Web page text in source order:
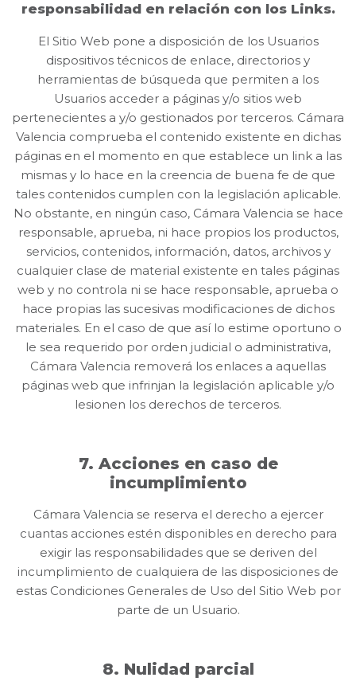
responsabilidad en relación con los Links.
El Sitio Web pone a disposición de los Usuarios
dispositivos técnicos de enlace, directorios y
herramientas de búsqueda que permiten a los
Usuarios acceder a páginas y/o sitios web
pertenecientes a y/o gestionados por terceros. Cámara
Valencia comprueba el contenido existente en dichas
páginas en el momento en que establece un link a las
mismas y lo hace en la creencia de buena fe de que
tales contenidos cumplen con la legislación aplicable.
No obstante, en ningún caso, Cámara Valencia se hace
responsable, aprueba, ni hace propios los productos,
servicios, contenidos, información, datos, archivos y
cualquier clase de material existente en tales páginas
web y no controla ni se hace responsable, aprueba o
hace propias las sucesivas modificaciones de dichos
materiales. En el caso de que así lo estime oportuno o
le sea requerido por orden judicial o administrativa,
Cámara Valencia removerá los enlaces a aquellas
páginas web que infrinjan la legislación aplicable y/o
lesionen los derechos de terceros.
7. Acciones en caso de
incumplimiento
Cámara Valencia se reserva el derecho a ejercer
cuantas acciones estén disponibles en derecho para
exigir las responsabilidades que se deriven del
incumplimiento de cualquiera de las disposiciones de
estas Condiciones Generales de Uso del Sitio Web por
parte de un Usuario.
8. Nulidad parcial